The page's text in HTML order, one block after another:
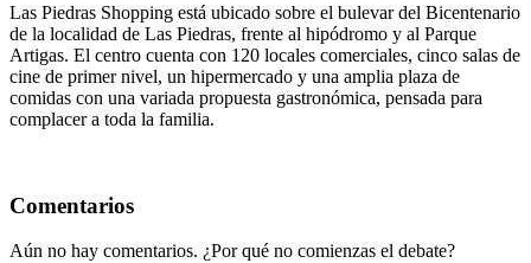
Las Piedras Shopping está ubicado sobre el bulevar del Bicentenario
de la localidad de Las Piedras, frente al hipódromo y al Parque
Artigas. El centro cuenta con 120 locales comerciales, cinco salas de
cine de primer nivel, un hipermercado y una amplia plaza de
comidas con una variada propuesta gastronómica, pensada para
complacer a toda la familia.
Comentarios
Aún no hay comentarios. ¿Por qué no comienzas el debate?